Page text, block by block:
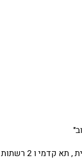
ו 2 רשתות צד .